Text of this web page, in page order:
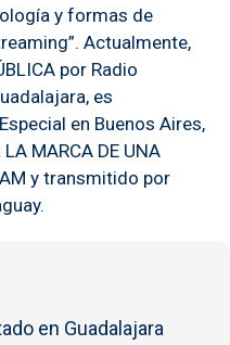
y formas de
Actualmente,
por Radio
es
en Buenos Aires,
MARCA DE UNA
y transmitido por
en Guadalajara